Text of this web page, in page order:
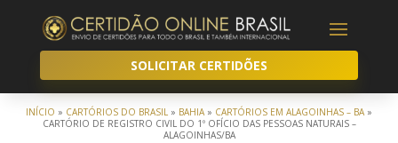
SOLICITAR CERTIDÕES
INÍCIO » CARTÓRIOS DO BRASIL » BAHIA» CARTÓRIOS EM ALAGOINHAS – BA»
CARTÓRIO DE REGISTRO CIVIL DO 1º OFÍCIO DAS PESSOAS NATURAIS –
ALAGOINHAS/BA